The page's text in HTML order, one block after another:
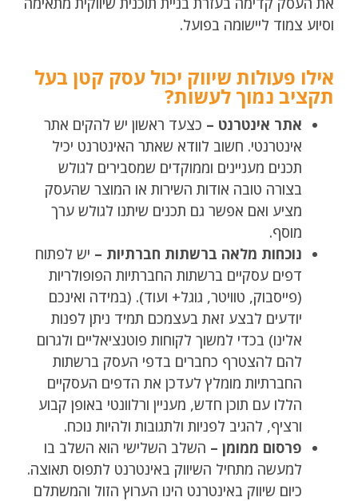
וסיוע צמוד ליישומה בפועל.
אילו פעולות שיווק יכול עסק קטן בעל
תקציב נמוך לעשות?
אתר אינטרנט – כצעד ראשון יש להקים אתר
אינטרנטי. חשוב לוודא שאתר האינטרנט יכיל
תכנים מעניינים וממוקדים שמסבירים לגולש
בצורה טובה אודות השירות או המוצר שהעסק
מציע ואם אפשר גם תכנים שיתנו לגולש ערך
מוסף.
נוכחות מלאה ברשתות חברתיות – יש לפתוח
דפים עסקיים ברשתות החברתיות הפופולריות
(פייסבוק, טוויטר, גוגל+ ועוד). (במידה ואינכם
יודעים לבצע זאת בעצמכם תמיד ניתן לפנות
אלינו) בכדי למשוך לקוחות פוטנציאליים ולגרום
להם להצטרף כחברים בדפי העסק ברשתות
החברתיות מומלץ לעדכן את הדפים העסקיים
הללו עם תוכן חדש, מעניין ורלוונטי באופן קבוע
ורציף, להגיב לפניות ולתגובות ולהיות נוכח.
פרסום ממומן – השלב השלישי הוא השלב בו
למעשה מתחיל השיווק באינטרנט לתפוס תאוצה.
כיום שיווק באינטרנט הינו הערוץ הזול והמשתלם